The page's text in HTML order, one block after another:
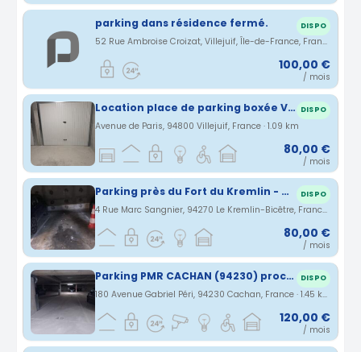
parking dans résidence fermé. DISPO
52 Rue Ambroise Croizat, Villejuif, Île-de-France, France · 1.05 km
100,00 €
/ mois
Location place de parking boxée Villejuif DISPO
Avenue de Paris, 94800 Villejuif, France · 1.09 km
80,00 €
/ mois
Parking près du Fort du Kremlin - Bicêtre DISPO
4 Rue Marc Sangnier, 94270 Le Kremlin-Bicêtre, France · 1.31 km
80,00 €
/ mois
Parking PMR CACHAN (94230) proche A6-A10-A86-Paris-Orly-Rungis-gare de Lyon (ligne 14 à 600 mètres 4 stations) DISPO
180 Avenue Gabriel Péri, 94230 Cachan, France · 1.45 km
120,00 €
/ mois